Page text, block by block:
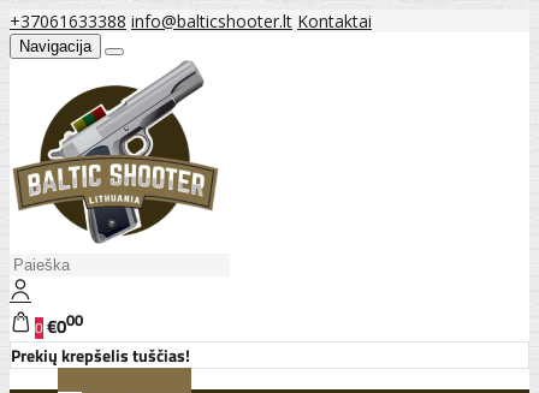
+37061633388 info@balticshooter.lt Kontaktai
Navigacija
0€000
Prekių krepšelis tuščias!